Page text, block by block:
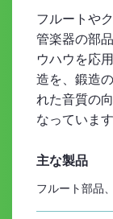
フルートや
管楽器の部
ウハウを応
造を、鍛造
れた音質の
なっています
主な製品
フルート部品